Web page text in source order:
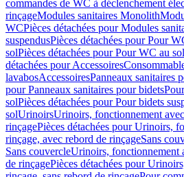
commandes de WC à déclenchement
rinçageModules sanitaires Monolith
WCPièces détachées pour Modules
suspendusPièces détachées pour Pour
solPièces détachées pour Pour WC au sol
détachées pour Accessoires
lavabosAccessoiresPanneaux sanitaires
pour Panneaux sanitaires pour bidets
solPièces détachées pour Pour bidets
solUrinoirsUrinoirs, fonctionnement
rinçagePièces détachées pour Urinoirs,
rinçage, avec rebord de rinçageSans
Sans couvercleUrinoirs, fonctionnement
de rinçagePièces détachées pour